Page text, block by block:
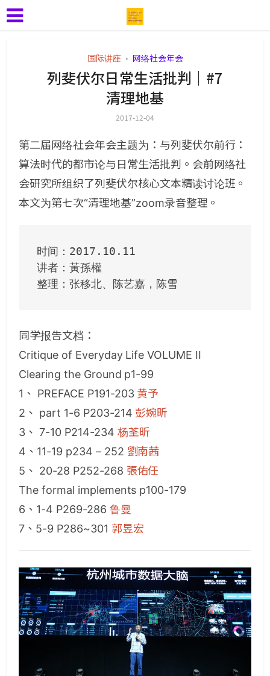
国际讲座 • 网络社会年会
列斐伏尔日常生活批判｜#7
清理地基
2017-12-04
第二届网络社会年会主题为：与列斐伏尔前行：
算法时代的都市论与日常生活批判。会前网络社
会研究所组织了列斐伏尔核心文本精读讨论班。
本文为第七次“清理地基”zoom录音整理。
时间：2017.10.11
讲者：黃孫權
整理：张移北、陈艺嘉，陈雪
同学报告文档：
Critique of Everyday Life VOLUME II
Clearing the Ground p1-99
1、 PREFACE P191-203 黄予
2、 part 1-6 P203-214彭婉昕
3、 7-10 P214-234 杨荃昕
4、11-19 p234 – 252 劉南茜
5、 20-28 P252-268 張佑任
The formal implements p100-179
6、1-4 P269-286 鲁曼
7、5-9 P286~301 郭昱宏